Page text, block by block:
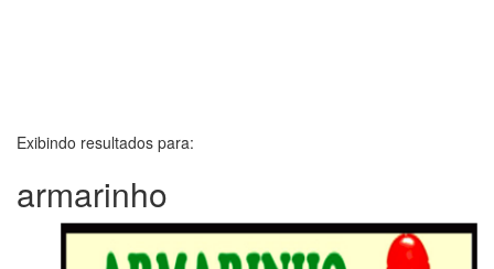
Exibindo resultados para:
armarinho